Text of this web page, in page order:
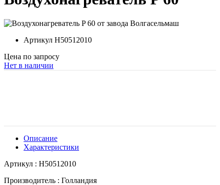
Артикул H50512010
Цена по запросу
Нет в наличии
Описание
Характеристики
Артикул : H50512010
Производитель : Голландия